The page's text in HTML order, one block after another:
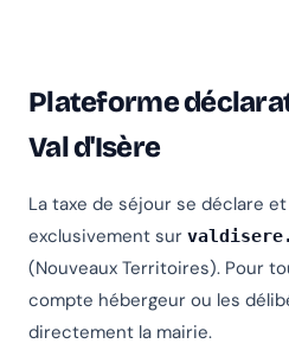
Plateforme
Val d'Isère
La taxe de séjour se déclare
exclusivement sur
(Nouveaux Territoires). Pour
compte hébergeur ou les
directement la mairie.